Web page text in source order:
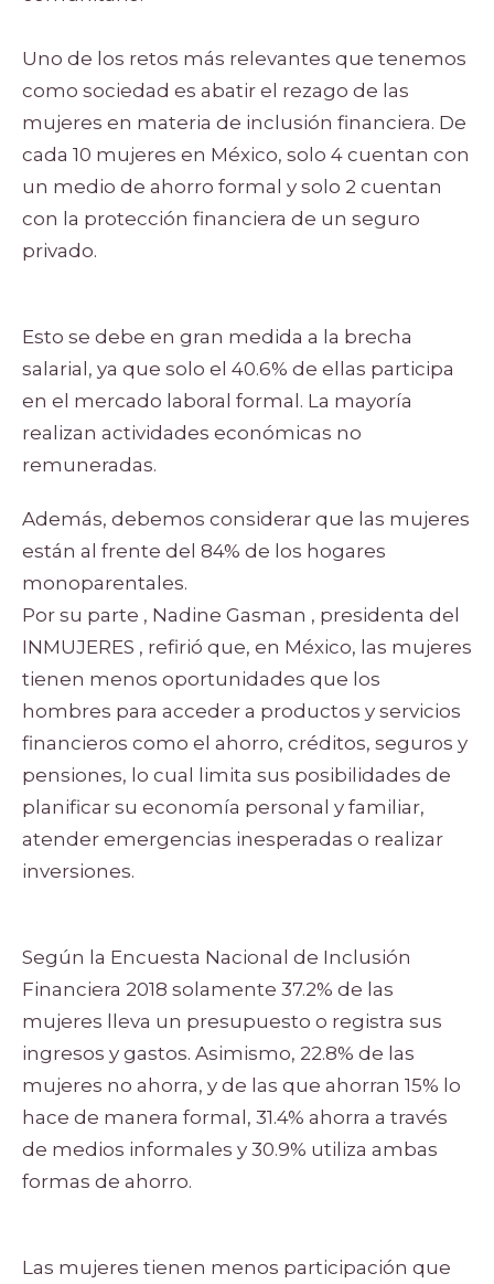
Uno de los retos más relevantes que tenemos
como sociedad es abatir el rezago de las
mujeres en materia de inclusión financiera. De
cada 10 mujeres en México, solo 4 cuentan con
un medio de ahorro formal y solo 2 cuentan
con la protección financiera de un seguro
privado.
Esto se debe en gran medida a la brecha
salarial, ya que solo el 40.6% de ellas participa
en el mercado laboral formal. La mayoría
realizan actividades económicas no
remuneradas.
Además, debemos considerar que las mujeres
están al frente del 84% de los hogares
monoparentales.
Por su parte , Nadine Gasman , presidenta del
INMUJERES , refirió que, en México, las mujeres
tienen menos oportunidades que los
hombres para acceder a productos y servicios
financieros como el ahorro, créditos, seguros y
pensiones, lo cual limita sus posibilidades de
planificar su economía personal y familiar,
atender emergencias inesperadas o realizar
inversiones.
Según la Encuesta Nacional de Inclusión
Financiera 2018 solamente 37.2% de las
mujeres lleva un presupuesto o registra sus
ingresos y gastos. Asimismo, 22.8% de las
mujeres no ahorra, y de las que ahorran 15% lo
hace de manera formal, 31.4% ahorra a través
de medios informales y 30.9% utiliza ambas
formas de ahorro.
Las mujeres tienen menos participación que